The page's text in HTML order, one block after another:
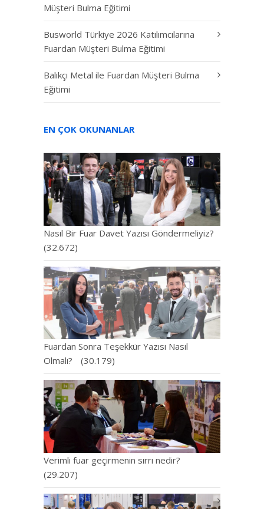
Müşteri Bulma Eğitimi
Busworld Türkiye 2026 Katılımcılarına
Fuardan Müşteri Bulma Eğitimi
Balıkçı Metal ile Fuardan Müşteri Bulma
Eğitimi
EN ÇOK OKUNANLAR
Nasıl Bir Fuar Davet Yazısı Göndermeliyiz?
(32.672)
Fuardan Sonra Teşekkür Yazısı Nasıl
Olmalı?
(30.179)
Verimli fuar geçirmenin sırrı nedir?
(29.207)